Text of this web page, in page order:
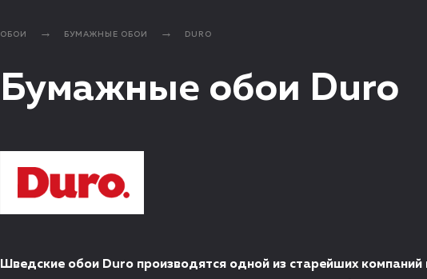
ОБОИ БУМАЖНЫЕ ОБОИ DURO
Бумажные обои Duro
Шведские обои Duro производятся одной из старейших компаний